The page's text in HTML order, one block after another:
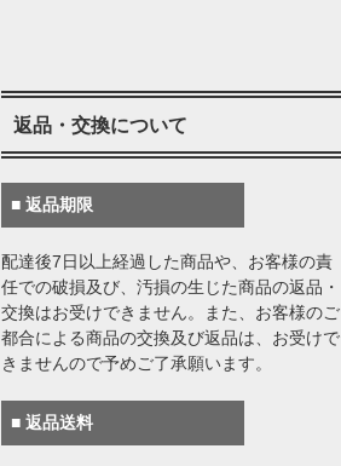
返品・交換について
■ 返品期限
配達後7日以上経過した商品や、お客様の責
任での破損及び、汚損の生じた商品の返品・
交換はお受けできません。また、お客様のご
都合による商品の交換及び返品は、お受けで
きませんので予めご了承願います。
■ 返品送料